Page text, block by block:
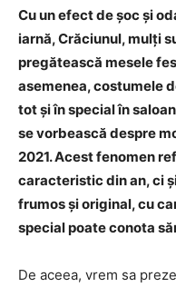
Cu un efect de șoc și
iarnă, Crăciunul, mulți
pregătească mesele
asemenea, costumele
tot și în special în
se vorbească despre
2021. Acest fenomen
caracteristic din an, ci
frumos și original, cu
special poate conota
De aceea, vrem sa